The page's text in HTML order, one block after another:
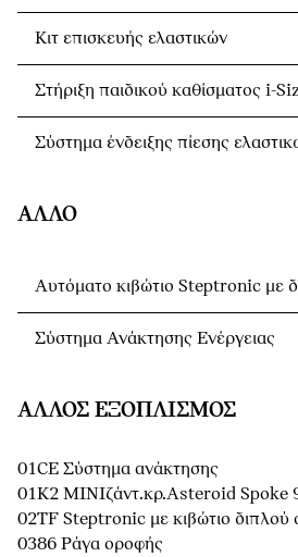
Κιτ επισκευής ελαστικών
Στήριξη παιδικού καθίσματος i-
Σύστημα ένδειξης πίεσης
ΆΛΛΟ
Αυτόματο κιβώτιο Steptronic με
Σύστημα Ανάκτησης Ενέργειας
ΆΛΛΟΣ ΕΞΟΠΛΙΣΜΌΣ
01CE Σύστημα ανάκτησης
01K2 MINIζάντ.κρ.Asteroid Spoke
02TF Steptronic με κιβώτιο διπλού
0386 Ράγα οροφής